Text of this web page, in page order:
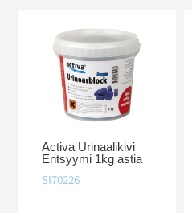
Activa Urinaalikivi
Entsyymi 1kg astia
SI70226